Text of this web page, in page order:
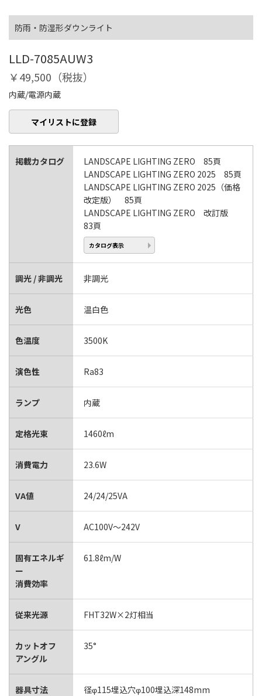
防雨・防湿形ダウンライト
LLD-7085AUW3
￥49,500（税抜）
内蔵/電源内蔵
マイリストに登録
掲載カタログ
LANDSCAPE LIGHTING ZERO 85頁
LANDSCAPE LIGHTING ZERO 2025 85頁
LANDSCAPE LIGHTING ZERO 2025（価格
改定版） 85頁
LANDSCAPE LIGHTING ZERO 改訂版
83頁
カタログ表示
調光 / 非調光 非調光
光色 温白色
色温度 3500K
演色性 Ra83
ランプ 内蔵
定格光束 1460ℓm
消費電力 23.6W
VA値 24/24/25VA
V AC100V～242V
固有エネルギ
ー
消費効率
61.8ℓm/W
従来光源 FHT32W×2灯相当
カットオフ
アングル
35°
器具寸法 径φ115埋込穴φ100埋込深148mm